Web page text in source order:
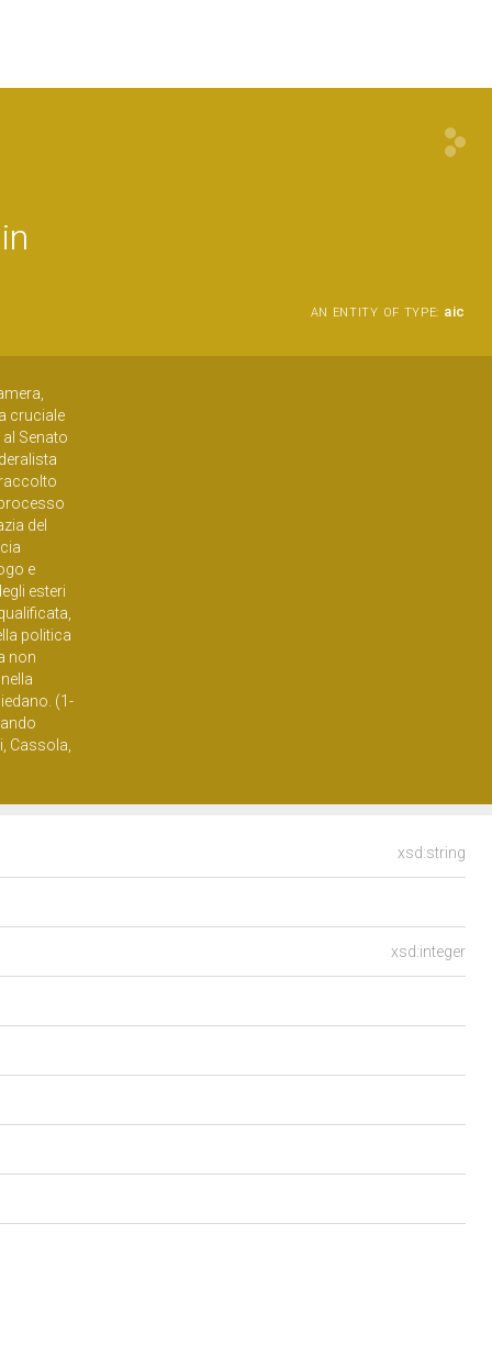
AN ENTITY OF TYPE: aic
cruciale
Senato
del
e
esteri
politica
non
(1-
Cassola,
xsd:string
xsd:integer